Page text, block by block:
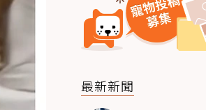
最新新聞